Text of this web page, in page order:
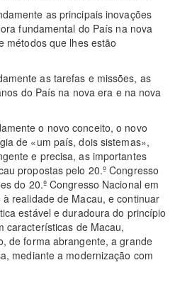
as principais inovações
fundamental do País na nova
métodos que lhes estão
as tarefas e missões, as
do País na nova era e na nova
o novo conceito, o novo
de «um país, dois sistemas»,
e precisa, as importantes
propostas pelo 20.º Congresso
do 20.º Congresso Nacional em
realidade de Macau, e continuar
estável e duradoura do princípio
características de Macau,
de forma abrangente, a grande
mediante a modernização com